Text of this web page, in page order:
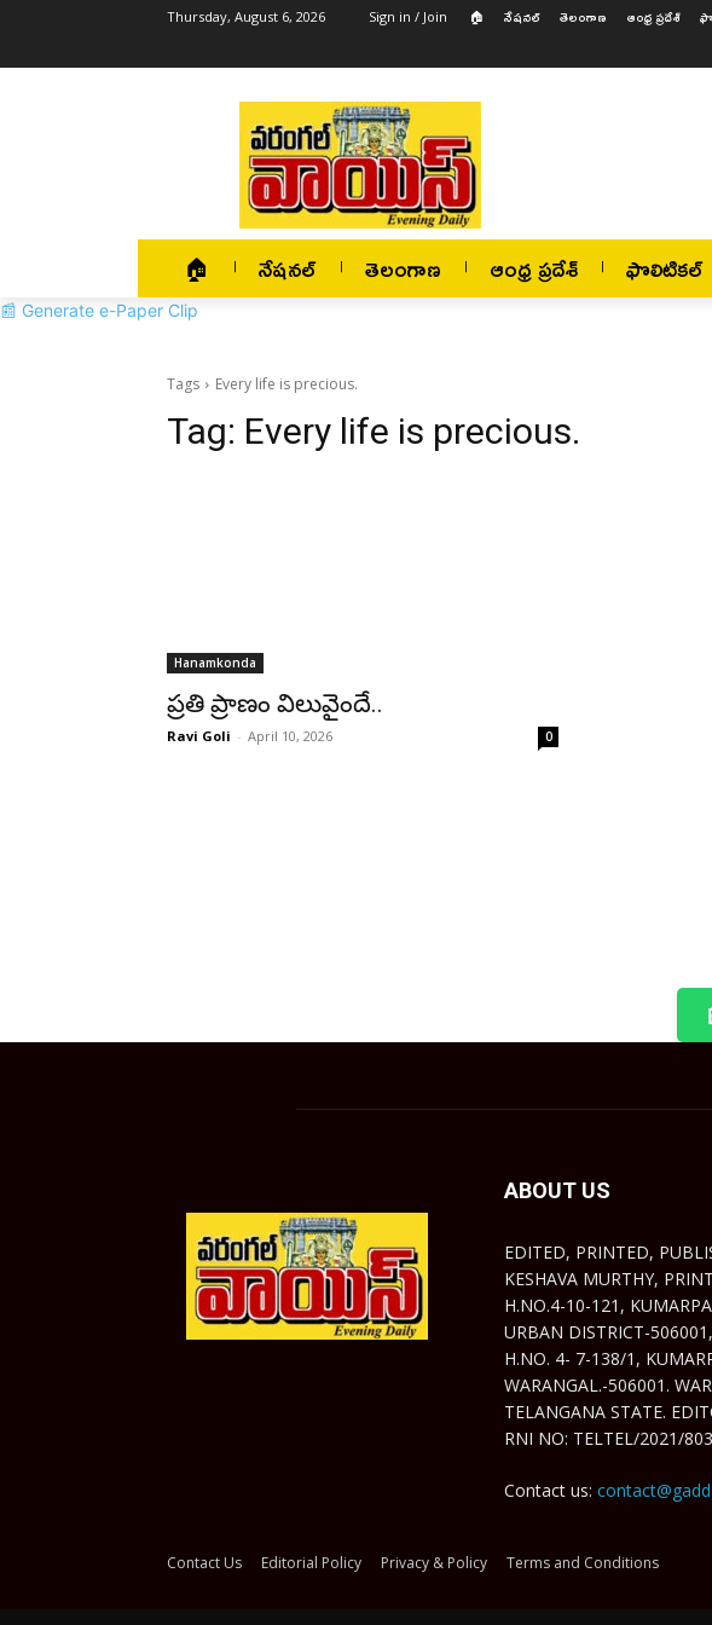
Thursday, August 6, 2026 Sign in / Join 🏠 నేషనల్ తెలంగాణ ఆంధ్ర ప్రదేశ్
🏠 నేషనల్ తెలంగాణ ఆంధ్ర ప్రదేశ్ ఫొలిటికల్
📰 Generate e-Paper Clip
Tags Every life is precious.
Tag: Every life is precious.
Hanamkonda
ప్రతి ప్రాణం విలువైందే..
Ravi Goli - April 10, 2026 0
ABOUT US
EDITED, PRINTED,
KESHAVA MURTHY,
H.NO.4-10-121,
URBAN DISTRICT-
H.NO. 4- 7-138/1,
WARANGAL.-506001.
TELANGANA STATE.
RNI NO: TELTEL/2021/
Contact us:
Contact Us Editorial Policy Privacy & Policy Terms and Conditions